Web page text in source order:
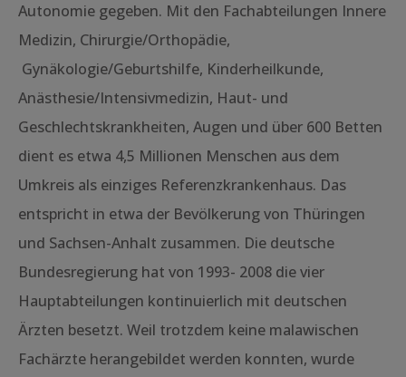
Autonomie gegeben. Mit den Fachabteilungen Innere
Medizin, Chirurgie/Orthopädie,
Gynäkologie/Geburtshilfe, Kinderheilkunde,
Anästhesie/Intensivmedizin, Haut- und
Geschlechtskrankheiten, Augen und über 600 Betten
dient es etwa 4,5 Millionen Menschen aus dem
Umkreis als einziges Referenzkrankenhaus. Das
entspricht in etwa der Bevölkerung von Thüringen
und Sachsen-Anhalt zusammen. Die deutsche
Bundesregierung hat von 1993- 2008 die vier
Hauptabteilungen kontinuierlich mit deutschen
Ärzten besetzt. Weil trotzdem keine malawischen
Fachärzte herangebildet werden konnten, wurde